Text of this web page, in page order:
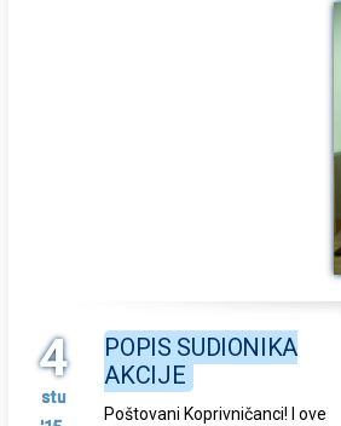
4
stu
POPIS SUDIONIKA
AKCIJE
Poštovani Koprivničanci! I ove